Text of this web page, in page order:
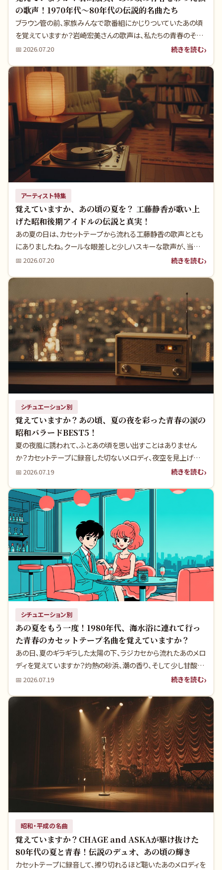
の歌声！1970年代〜80年代の伝説的名曲たち
ブラウン管の前、家族みんなで歌番組にかじりついていたあの頃
を覚えていますか？岩崎宏美さんの歌声は、私たちの青春のそば
にいつもありました。あの瑞々しい歌声の裏には、多くの人が知ら
そ分かる、彼女の音楽が持つ真の魅力に迫ります。
📅2026.07.20 続きを読む
アーティスト特集
覚えていますか、あの頃の夏を？ 工藤静香が歌い上
げた昭和後期アイドルの伝説と真実！
あの夏の日は、カセットテープから流れる工藤静香の歌声ととも
にありましたね。クールな眼差しと少しハスキーな歌声が、当時
の僕たちの胸をどれだけ焦がしたことでしょう。彼女のヒット曲の
📅2026.07.20 続きを読む
シチュエーション別
覚えていますか？あの頃、夏の夜を彩った青春の涙の
昭和バラードBEST5！
夏の夜風に誘われて、ふとあの頃を思い出すことはありません
か？カセットテープに録音した切ないメロディ、夜空を見上げな
がら聴いた淡い恋の歌……。当時のヒット曲の裏には、多くの人
た。今宵、再びあの青春のページをめくってみませんか？
📅2026.07.19 続きを読む
シチュエーション別
あの夏をもう一度！1980年代、海水浴に連れて行っ
た青春のカセットテープ名曲を覚えていますか？
あの日、夏のギラギラした太陽の下、ラジカセから流れたあのメロ
ディを覚えていますか？灼熱の砂浜、潮の香り、そして少し甘酸っ
ぱい青春の記憶。1980年代、僕らが海水浴に必ず持って行ったカ
回は、もう一度聴きたくなる夏のアンセムを深掘りします。
📅2026.07.19 続きを読む
昭和・平成の名曲
覚えていますか？CHAGE and ASKAが駆け抜けた
80年代の夏と青春！伝説のデュオ、あの頃の輝き
カセットテープに録音して、擦り切れるほど聴いたあのメロディを